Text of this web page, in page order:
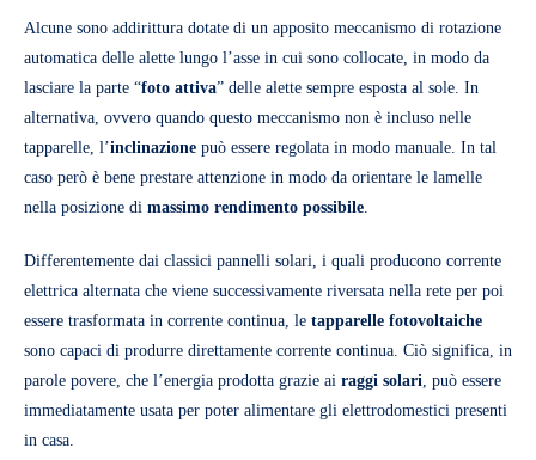
Alcune sono addirittura dotate di un apposito meccanismo di rotazione
automatica delle alette lungo l’asse in cui sono collocate, in modo da
lasciare la parte “foto attiva” delle alette sempre esposta al sole. In
alternativa, ovvero quando questo meccanismo non è incluso nelle
tapparelle, l’inclinazione può essere regolata in modo manuale. In tal
caso però è bene prestare attenzione in modo da orientare le lamelle
nella posizione di massimo rendimento possibile
Differentemente dai classici pannelli solari, i quali producono corrente
elettrica alternata che viene successivamente riversata nella rete per poi
essere trasformata in corrente continua, le tapparelle fotovoltaiche
sono capaci di produrre direttamente corrente continua. Ciò significa, in
parole povere, che l’energia prodotta grazie ai raggi solari, può essere
immediatamente usata per poter alimentare gli elettrodomestici presenti
in casa.